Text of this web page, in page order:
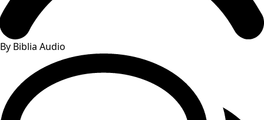
By Biblia Audio